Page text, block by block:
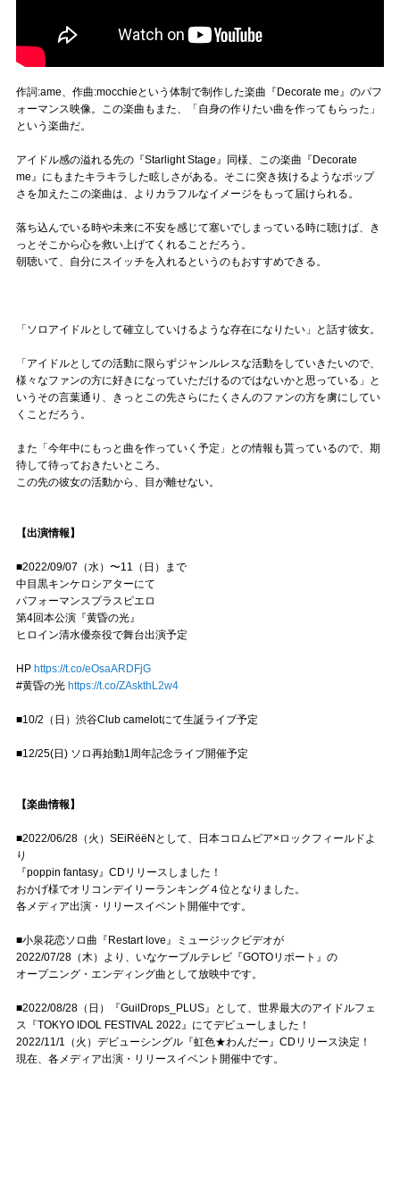
作詞:ame、作曲:mocchieという体制で制作した楽曲『Decorate me』のパフ
ォーマンス映像。この楽曲もまた、「自身の作りたい曲を作ってもらった」
という楽曲だ。
アイドル感の溢れる先の『Starlight Stage』同様、この楽曲『Decorate
me』にもまたキラキラした眩しさがある。そこに突き抜けるようなポップ
さを加えたこの楽曲は、よりカラフルなイメージをもって届けられる。
落ち込んでいる時や未来に不安を感じて塞いでしまっている時に聴けば、き
っとそこから心を救い上げてくれることだろう。
朝聴いて、自分にスイッチを入れるというのもおすすめできる。
「ソロアイドルとして確立していけるような存在になりたい」と話す彼女。
「アイドルとしての活動に限らずジャンルレスな活動をしていきたいので、
様々なファンの方に好きになっていただけるのではないかと思っている」と
いうその言葉通り、きっとこの先さらにたくさんのファンの方を虜にしてい
くことだろう。
また「今年中にもっと曲を作っていく予定」との情報も貰っているので、期
待して待っておきたいところ。
この先の彼女の活動から、目が離せない。
【出演情報】
■2022/09/07（水）〜11（日）まで
中目黒キンケロシアターにて
パフォーマンスプラスピエロ
第4回本公演『黄昏の光』
ヒロイン清水優奈役で舞台出演予定
HP https://t.co/eOsaARDFjG
#黄昏の光 https://t.co/ZAskthL2w4
■10/2（日）渋谷Club camelotにて生誕ライブ予定
■12/25(日) ソロ再始動1周年記念ライブ開催予定
【楽曲情報】
■2022/06/28（火）SEiRëëNとして、日本コロムビア×ロックフィールドよ
り
『poppin fantasy』CDリリースしました！
おかげ様でオリコンデイリーランキング４位となりました。
各メディア出演・リリースイベント開催中です。
■小泉花恋ソロ曲『Restart love』ミュージックビデオが
2022/07/28（木）より、いなケーブルテレビ『GOTOリポート』の
オープニング・エンディング曲として放映中です。
■2022/08/28（日）『GuilDrops_PLUS』として、世界最大のアイドルフェ
ス『TOKYO IDOL FESTIVAL 2022』にてデビューしました！
2022/11/1（火）デビューシングル『虹色★わんだー』CDリリース決定！
現在、各メディア出演・リリースイベント開催中です。